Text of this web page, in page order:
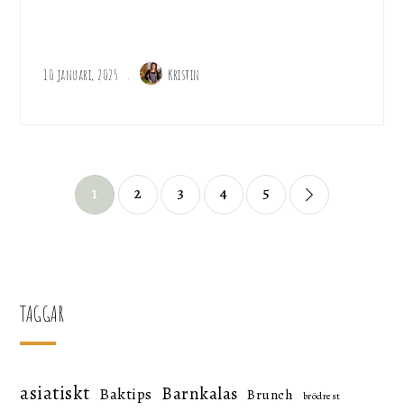
10 januari, 2025 Kristin
Sidnumrering
1 2 3 4 5
TAGGAR
asiatiskt Baktips Barnkalas Brunch brödrest